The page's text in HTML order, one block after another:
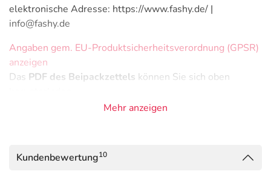
elektronische Adresse: https://www.fashy.de/ |
info@fashy.de
Angaben gem. EU-Produktsicherheitsverordnung (GPSR)
anzeigen
Das PDF des Beipackzettels können Sie sich oben
Mehr anzeigen
Kundenbewertung10